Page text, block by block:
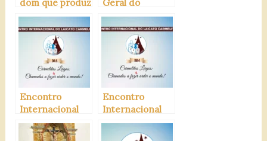
dom que produz
muitos frutos
Geral do
Laicato
Carmelitano
Encontro
Internacional
do Laicato – Dia
Encontro
Internacional
do Laicato – Dia